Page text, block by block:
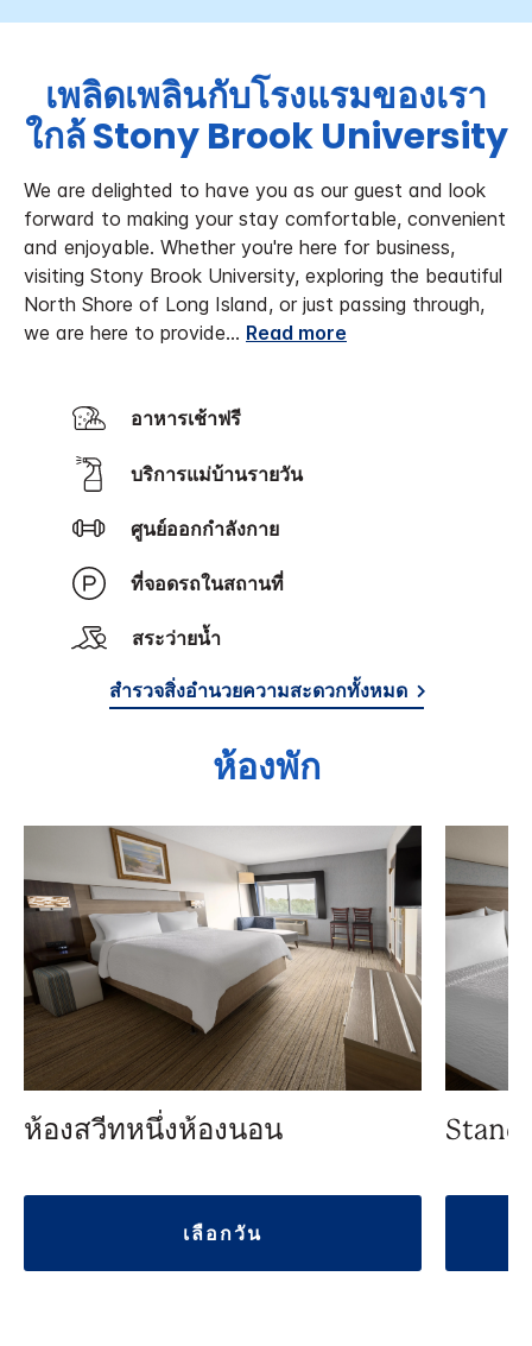
เพลิดเพลินกับโรงแรมของเรา
ใกล้ Stony Brook University
We are delighted to have you as our guest and look
forward to making your stay comfortable, convenient
and enjoyable. Whether you're here for business,
visiting Stony Brook University, exploring the beautiful
North Shore of Long Island, or just passing through,
we are here to provide... Read more
อาหารเช้าฟรี
บริการแม่บ้านรายวัน
ศูนย์ออกกำลังกาย
ที่จอดรถในสถานที่
สระว่ายน้ำ
สำรวจสิ่งอำนวยความสะดวกทั้งหมด
ห้องพัก
ห้องสวีทหนึ่งห้องนอน
เลือกวัน